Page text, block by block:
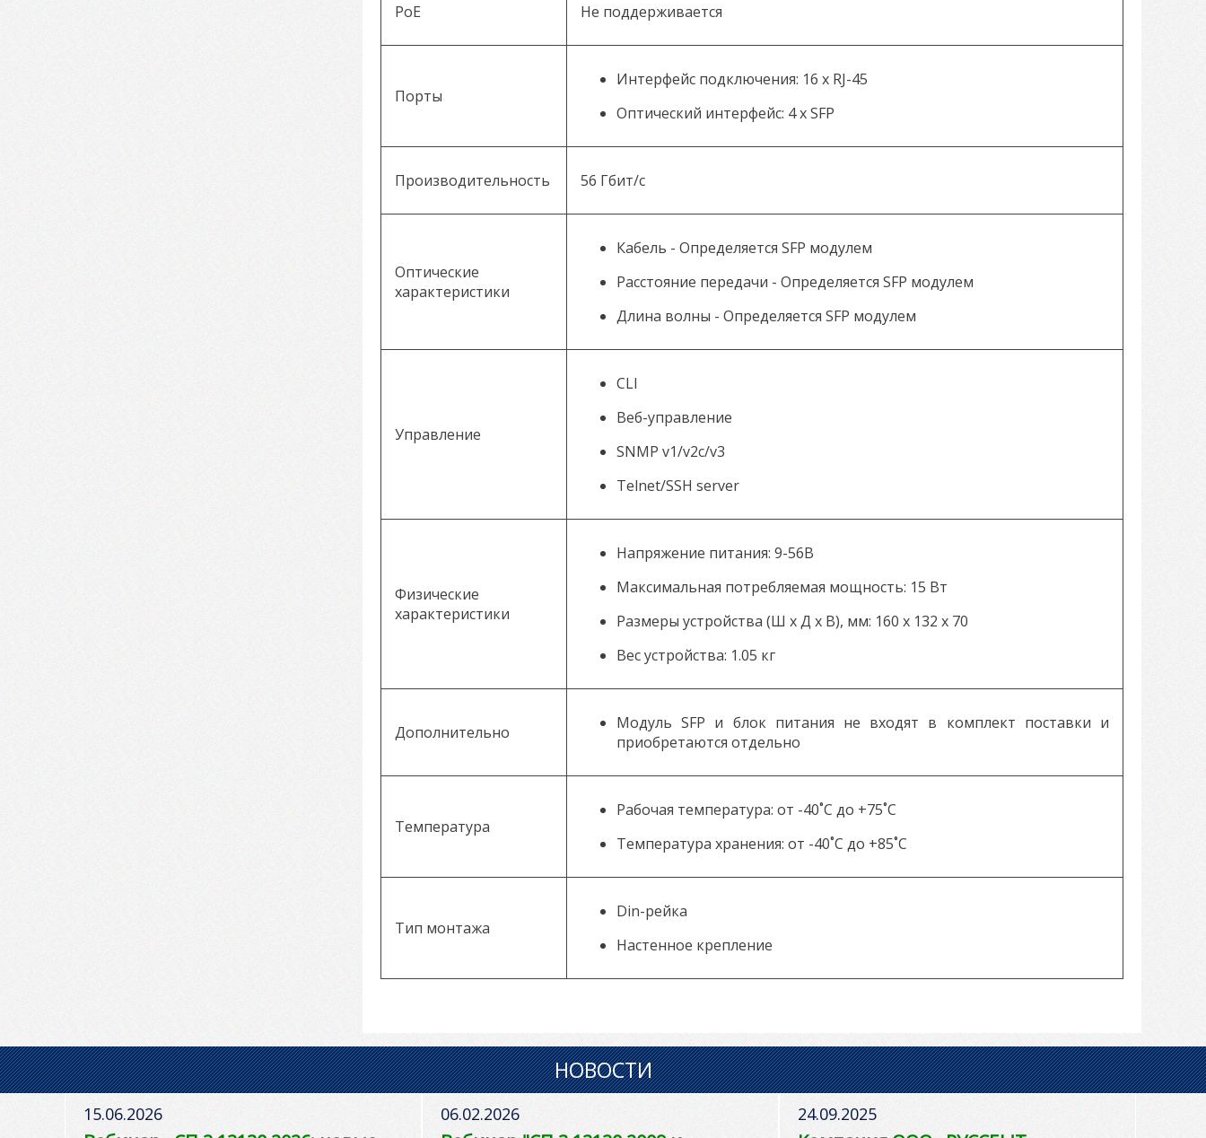
PoE Не поддерживается
Порты
Интерфейс подключения: 16 x RJ-45
Оптический интерфейс: 4 x SFP
Производительность 56 Гбит/с
Оптические
характеристики
Кабель - Определяется SFP модулем
Расстояние передачи - Определяется SFP модулем
Длина волны - Определяется SFP модулем
Управление
CLI
Веб-управление
SNMP v1/v2c/v3
Telnet/SSH server
Физические
характеристики
Напряжение питания: 9-56В
Максимальная потребляемая мощность: 15 Вт
Размеры устройства (Ш x Д x В), мм: 160 x 132 x 70
Вес устройства: 1.05 кг
Дополнительно
Модуль SFP и блок питания не входят в комплект поставки и
приобретаются отдельно
Температура
Рабочая температура: от -40˚C до +75˚C
Температура хранения: от -40˚C до +85˚C
Тип монтажа
Din-рейка
Настенное крепление
НОВОСТИ
15.06.2026 06.02.2026 24.09.2025